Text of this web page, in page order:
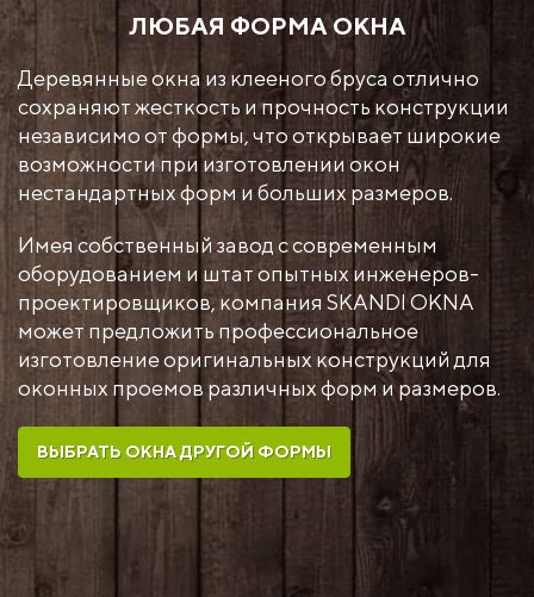
ЛЮБАЯ ФОРМА ОКНА
Деревянные окна из клееного бруса отлично
сохраняют жесткость и прочность конструкции
независимо от формы, что открывает широкие
возможности при изготовлении окон
нестандартных форм и больших размеров.
Имея собственный завод с современным
оборудованием и штат опытных инженеров-
проектировщиков, компания SKANDI OKNA
может предложить профессиональное
изготовление оригинальных конструкций для
оконных проемов различных форм и размеров.
ВЫБРАТЬ ОКНА ДРУГОЙ ФОРМЫ